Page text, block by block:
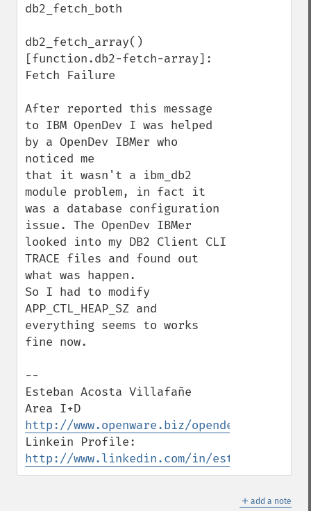
db2_fetch_both
db2_fetch_array()
[function.db2-fetch-array]:
Fetch Failure
After reported this message
to IBM OpenDev I was helped
by a OpenDev IBMer who
noticed me
that it wasn't a ibm_db2
module problem, in fact it
was a database configuration
issue. The OpenDev IBMer
looked into my DB2 Client CLI
TRACE files and found out
what was happen.
So I had to modify
APP_CTL_HEAP_SZ and
everything seems to works
fine now.
--
Esteban Acosta Villafañe
http://www.openware.biz/opendev
http://www.linkedin.com/in/estebanav
＋ add a note